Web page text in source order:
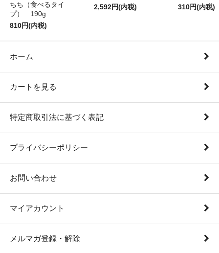
ちち（食べるタイ
プ） 190g
810円(内税)
2,592円(内税)
310円(内税)
ホーム
カートを見る
特定商取引法に基づく表記
プライバシーポリシー
お問い合わせ
マイアカウント
メルマガ登録・解除